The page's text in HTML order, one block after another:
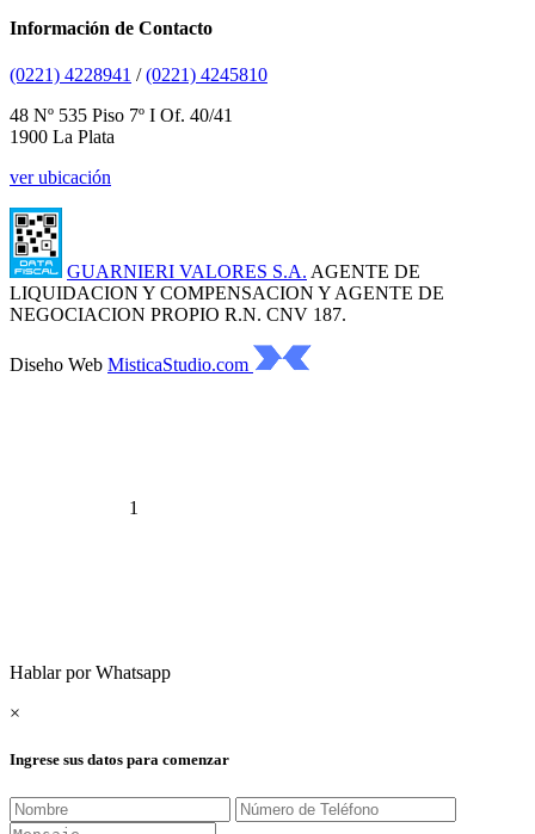
Información de Contacto
(0221) 4228941 /(0221) 4245810
48 Nº 535 Piso 7º I Of. 40/41
1900 La Plata
ver ubicación
GUARNIERI VALORES S.A. AGENTE DE
LIQUIDACION Y COMPENSACION Y AGENTE DE
NEGOCIACION PROPIO R.N. CNV 187.
Diseho Web MisticaStudio.com
1
Hablar por Whatsapp
×
Ingrese sus datos para comenzar